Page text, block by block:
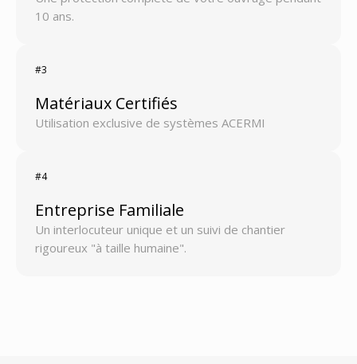
10 ans.
#3
Matériaux Certifiés
Utilisation exclusive de systèmes ACERMI
#4
Entreprise Familiale
Un interlocuteur unique et un suivi de chantier
rigoureux "à taille humaine".